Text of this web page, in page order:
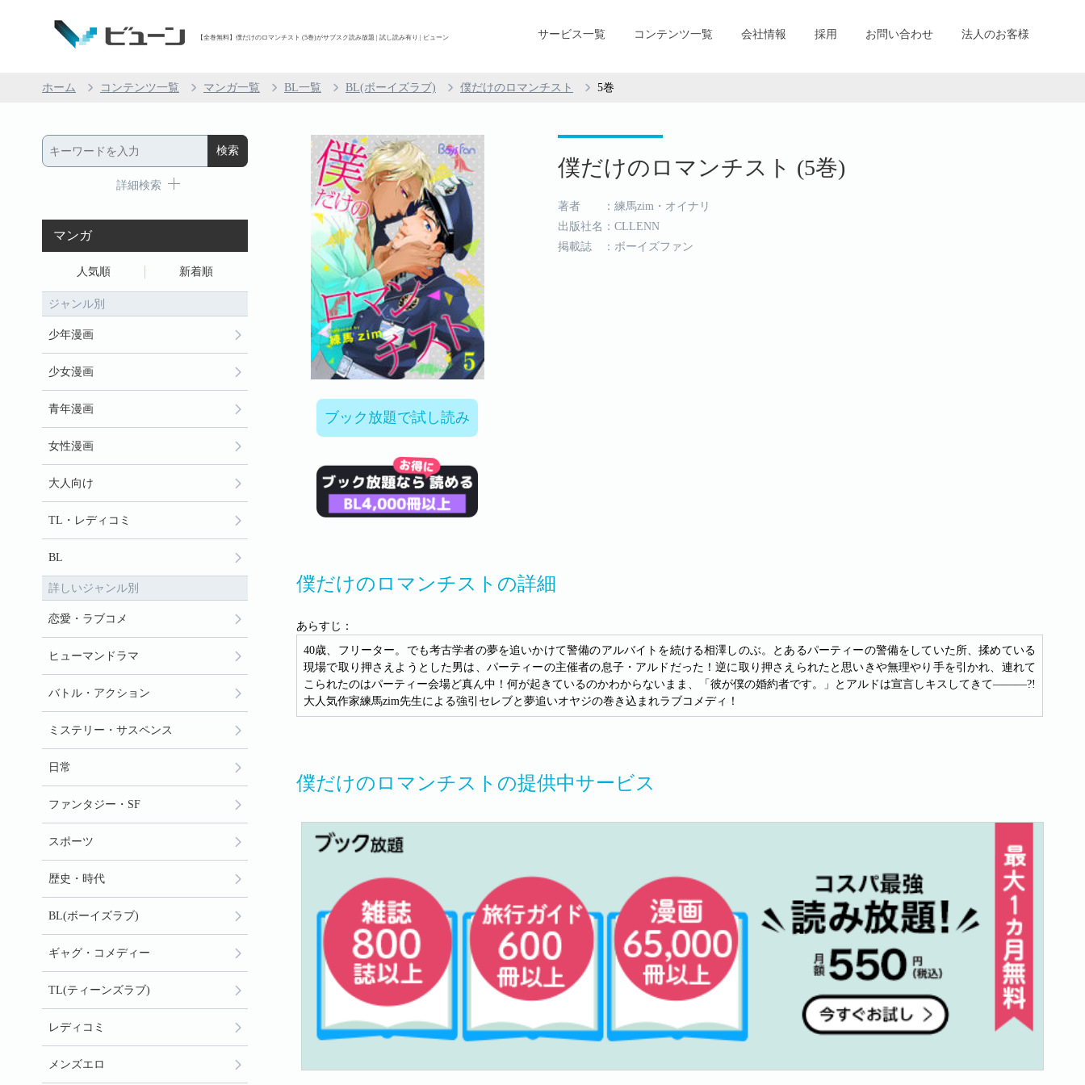
【全巻無料】僕だけのロマンチスト (5巻)がサブスク読み放題 | 試し読み有り | ビューン サービス一覧 コンテンツ一覧 会社情報 採用 お問い合わせ 法人のお客様
ホーム コンテンツ一覧 マンガ一覧 BL一覧 BL(ボーイズラブ) 僕だけのロマンチスト 5巻
ブック放題で試し読み
僕だけのロマンチスト (5巻)
著者 ：練馬zim・オイナリ
出版社名：CLLENN
掲載誌 ：ボーイズファン
僕だけのロマンチストの詳細
あらすじ：
40歳、フリーター。でも考古学者の夢を追いかけて警備のアルバイトを続ける相澤しのぶ。とあるパーティーの警備をしていた所、揉めている
現場で取り押さえようとした男は、パーティーの主催者の息子・アルドだった！逆に取り押さえられたと思いきや無理やり手を引かれ、連れて
こられたのはパーティー会場ど真ん中！何が起きているのかわからないまま、「彼が僕の婚約者です。」とアルドは宣言しキスしてきて―――?!
大人気作家練馬zim先生による強引セレブと夢追いオヤジの巻き込まれラブコメディ！
僕だけのロマンチストの提供中サービス
詳細検索
マンガ
人気順 新着順
ジャンル別
少年漫画
少女漫画
青年漫画
女性漫画
大人向け
TL・レディコミ
BL
詳しいジャンル別
恋愛・ラブコメ
ヒューマンドラマ
バトル・アクション
ミステリー・サスペンス
日常
ファンタジー・SF
スポーツ
歴史・時代
BL(ボーイズラブ)
ギャグ・コメディー
TL(ティーンズラブ)
レディコミ
メンズエロ